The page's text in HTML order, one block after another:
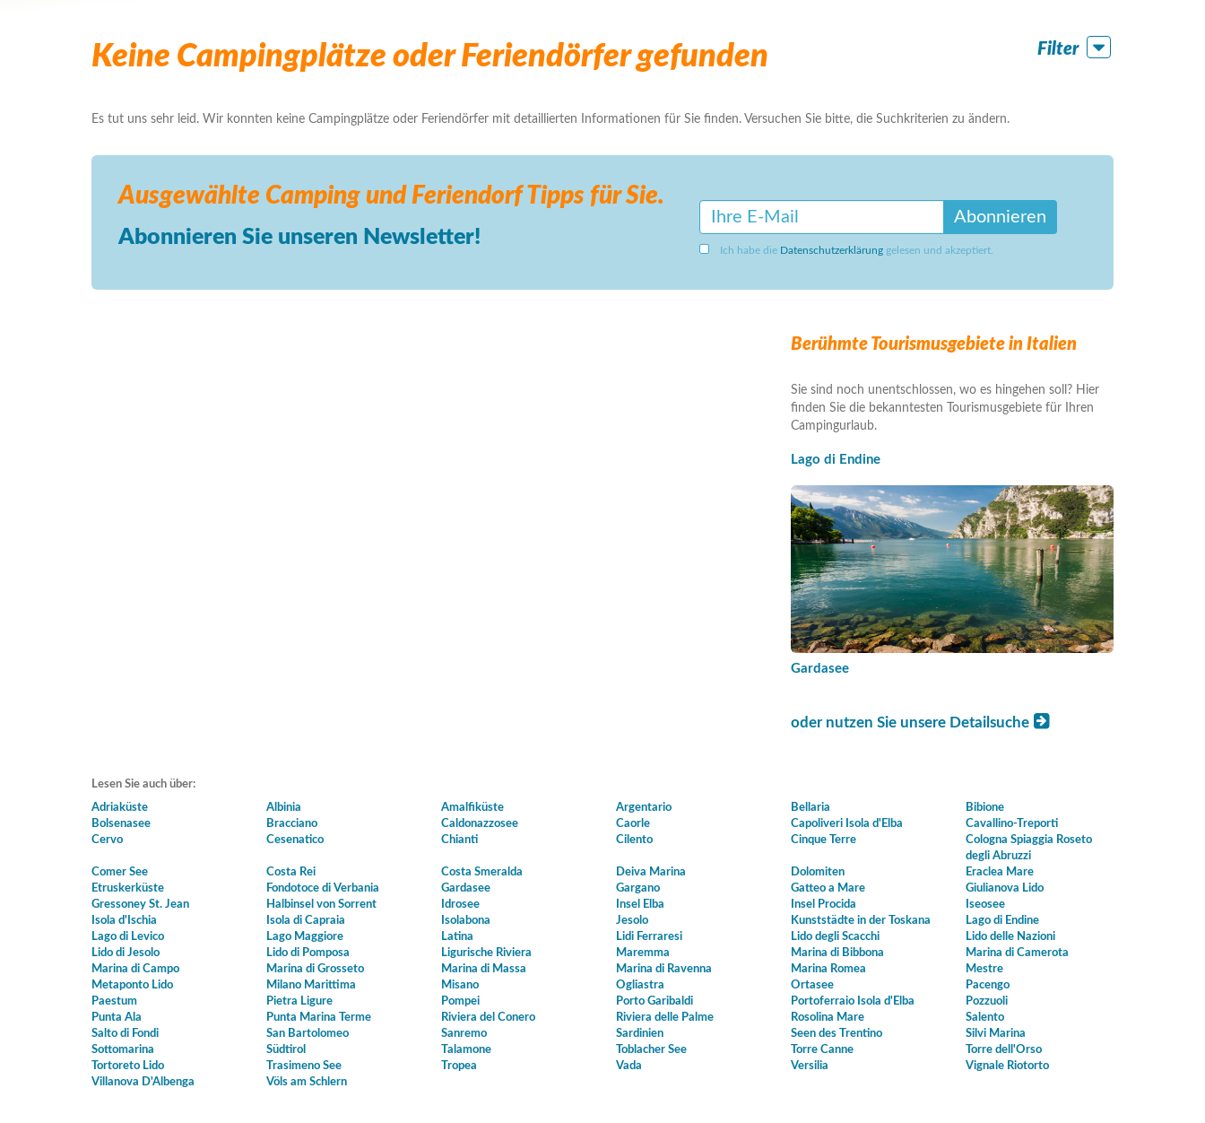
Keine Campingplätze oder Feriendörfer gefunden Filter
Es tut uns sehr leid. Wir konnten keine Campingplätze oder Feriendörfer mit detaillierten Informationen für Sie finden. Versuchen Sie bitte, die Suchkriterien zu ändern.
Ausgewählte Camping und FeriendorfTipps für Sie.
Abonnieren Sie unseren Newsletter!
Abonnieren
Ich habe die Datenschutzerklärunggelesen und akzeptiert.
Berühmte Tourismusgebiete in Italien
Sie sind noch unentschlossen, wo es hingehen soll? Hier
finden Sie die bekanntesten Tourismusgebiete für Ihren
Campingurlaub.
Lago di Endine
Gardasee
oder nutzen Sie unsere Detailsuche
Lesen Sie auch über:
Adriaküste
Albinia Amalfiküste Argentario Bellaria
Bibione
Bolsenasee
Bracciano Caldonazzosee Caorle Capoliveri Isola d'Elba
Cavallino-Treporti
Cervo
Cesenatico Chianti Cilento Cinque Terre
Cologna Spiaggia Roseto
degli Abruzzi
Comer See
Costa Rei Costa Smeralda Deiva Marina Dolomiten
Eraclea Mare
Etruskerküste
Fondotoce di Verbania Gardasee Gargano Gatteo a Mare
Giulianova Lido
Gressoney St. Jean
Halbinsel von Sorrent Idrosee Insel Elba Insel Procida
Iseosee
Isola d'Ischia
Isola di Capraia Isolabona Jesolo Kunststädte in der Toskana
Lago di Endine
Lago di Levico
Lago Maggiore Latina Lidi Ferraresi Lido degli Scacchi
Lido delle Nazioni
Lido di Jesolo
Lido di Pomposa Ligurische Riviera Maremma Marina di Bibbona
Marina di Camerota
Marina di Campo
Marina di Grosseto Marina di Massa Marina di Ravenna Marina Romea
Mestre
Metaponto Lido
Milano Marittima Misano Ogliastra Ortasee
Pacengo
Paestum
Pietra Ligure Pompei Porto Garibaldi Portoferraio Isola d'Elba
Pozzuoli
Punta Ala
Punta Marina Terme Riviera del Conero Riviera delle Palme Rosolina Mare
Salento
Salto di Fondi
San Bartolomeo Sanremo Sardinien Seen des Trentino
Silvi Marina
Sottomarina
Südtirol Talamone Toblacher See Torre Canne
Torre dell'Orso
Tortoreto Lido
Trasimeno See Tropea Vada Versilia
Vignale Riotorto
Villanova D'Albenga
Völs am Schlern